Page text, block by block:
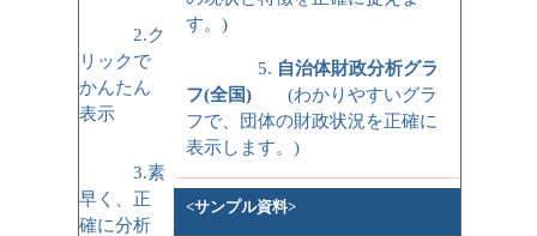
2.ク
リックで
かんたん
表示
3.素
早く、正
確に分析
す。)
5. 自治体財政分析グラ
フ(全国) (わかりやすいグラ
フで、団体の財政状況を正確に
表示します。)
<サンプル資料>